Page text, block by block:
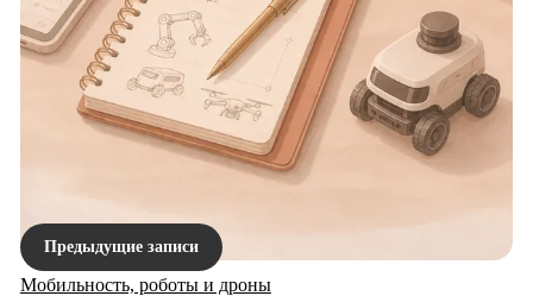
Записи
Предыдущие записи
Мобильность, роботы и дроны